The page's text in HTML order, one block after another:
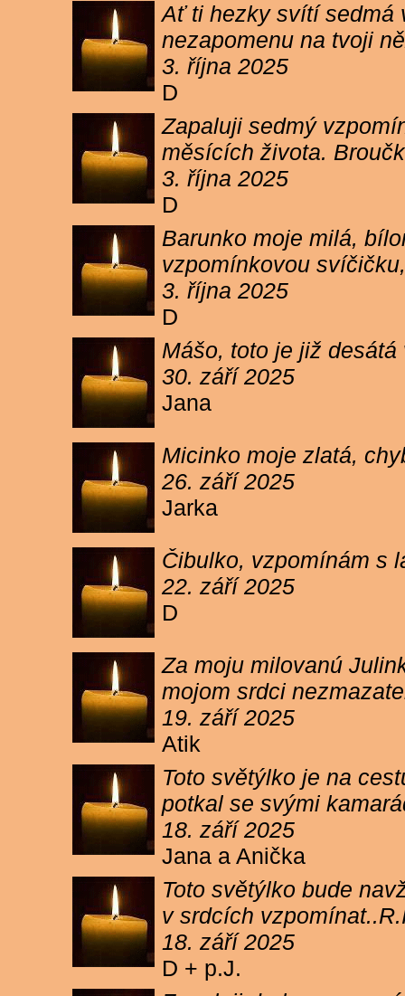
Ať ti hezky svítí sedmá
nezapomenu na tvoji
3. října 2025
D
Zapaluji sedmý
měsících života.
3. října 2025
D
Barunko moje milá,
vzpomínkovou
3. října 2025
D
Mášo, toto je již
30. září 2025
Jana
Micinko moje zlatá,
26. září 2025
Jarka
Čibulko, vzpomínám s
22. září 2025
D
Za moju milovanú
mojom srdci
19. září 2025
Atik
Toto světýlko je na
potkal se svými
18. září 2025
Jana a Anička
Toto světýlko bude
v srdcích
18. září 2025
D + p.J.